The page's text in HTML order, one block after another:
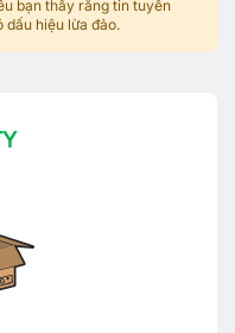
bạn thấy rằng tin tuyển
dấu hiệu lừa đảo.